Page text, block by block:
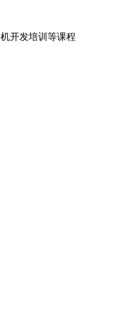
开发培训等课程